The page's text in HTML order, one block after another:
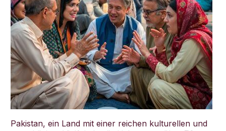
Deutsch
Pakistan, ein Land mit einer reichen kulturellen und